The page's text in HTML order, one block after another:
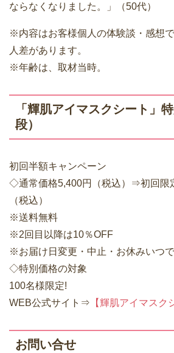
ならなくなりました。」（50代）
※内容はお客様個人の体験談・感想
人差があります。
※年齢は、取材当時。
「輝肌アイマスクシート」
段）
初回半額キャンペーン
◇通常価格5,400円（税込）⇒初回限
（税込）
※送料無料
※2回目以降は10％OFF
※お届け日変更・中止・お休みいつ
◇特別価格の対象
100名様限定!
WEB公式サイト⇒ 【輝肌アイマスク
お問い合せ